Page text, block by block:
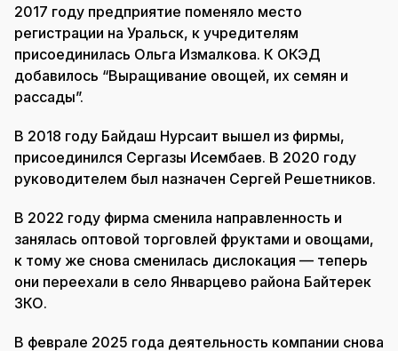
2017 году предприятие поменяло место
регистрации на Уральск, к учредителям
присоединилась Ольга Измалкова. К ОКЭД
добавилось “Выращивание овощей, их семян и
рассады”.
В 2018 году Байдаш Нурсаит вышел из фирмы,
присоединился Сергазы Исембаев. В 2020 году
руководителем был назначен Сергей Решетников.
В 2022 году фирма сменила направленность и
занялась оптовой торговлей фруктами и овощами,
к тому же снова сменилась дислокация — теперь
они переехали в село Январцево района Байтерек
ЗКО.
В феврале 2025 года деятельность компании снова